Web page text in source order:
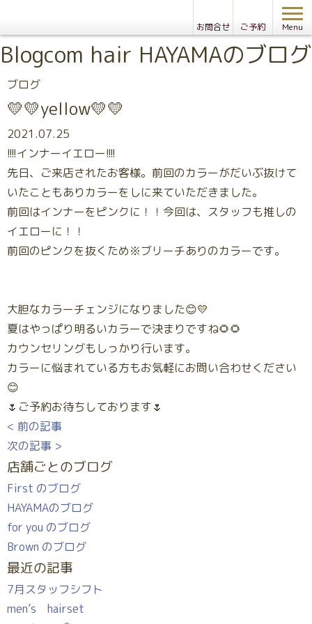
お問合せ ご予約 Menu
Blogcom hair HAYAMAのブログ
ブログ
💛💛yellow💛💛
2021.07.25
!!!!インナーイエロー!!!!
先日、ご来店されたお客様。前回のカラーがだいぶ抜けて
いたこともありカラーをしに来ていただきました。
前回はインナーをピンクに！！今回は、スタッフも推しの
イエローに！！
前回のピンクを抜くため※ブリーチありのカラーです。
大胆なカラーチェンジになりました😊💛
夏はやっぱり明るいカラーで決まりですね🌻🌻
カウンセリングもしっかり行います。
カラーに悩まれている方もお気軽にお問い合わせください
😊
🌷ご予約お待ちしております🌷
< 前の記事
次の記事 >
店舗ごとのブログ
First のブログ
HAYAMAのブログ
for you のブログ
Brown のブログ
最近の記事
7月スタッフシフト
men’s hairset